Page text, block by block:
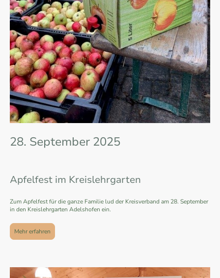
28. September 2025
Apfelfest im Kreislehrgarten
Zum Apfelfest für die ganze Familie lud der Kreisverband am 28. September
in den Kreislehrgarten Adelshofen ein.
Mehr erfahren